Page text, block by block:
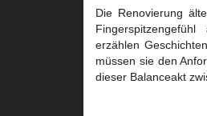
Die Renovierung
erzählen
müssen sie den
dieser Balanceakt